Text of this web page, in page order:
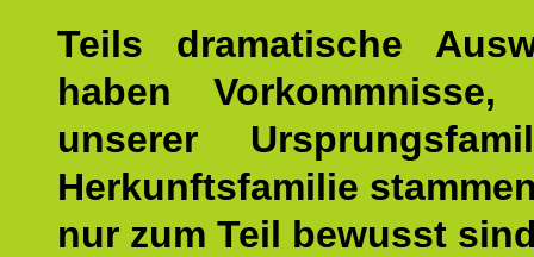
Teils dramatische
haben
unserer
Herkunftsfamilie
nur zum Teil bewusst